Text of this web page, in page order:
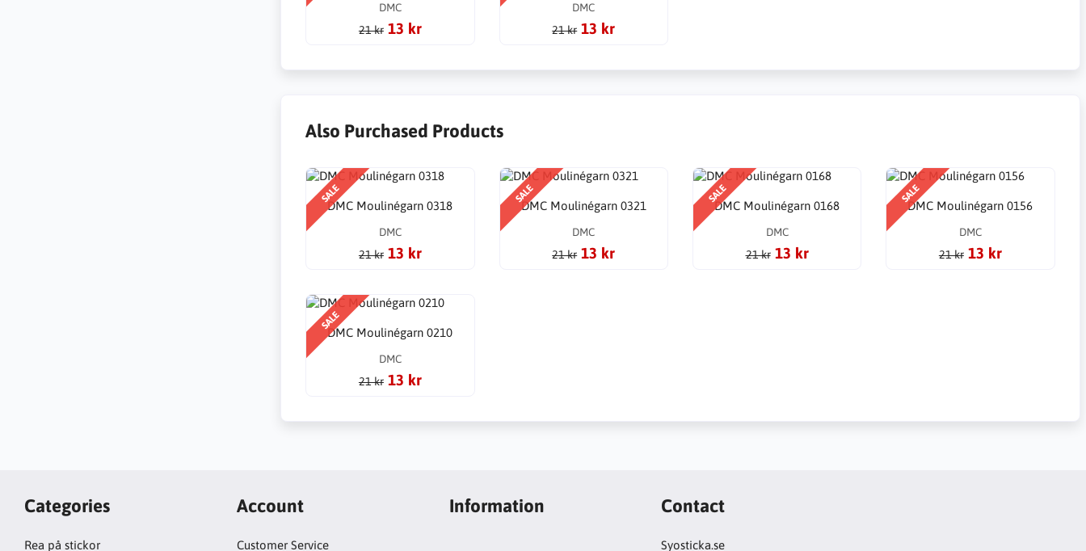
DMC
21 kr 13 kr
DMC
21 kr 13 kr
Also Purchased Products
SALE
DMC Moulinégarn 0318
DMC
21 kr 13 kr
SALE
DMC Moulinégarn 0321
DMC
21 kr 13 kr
SALE
DMC Moulinégarn 0168
DMC
21 kr 13 kr
SALE
DMC Moulinégarn 0156
DMC
21 kr 13 kr
SALE
DMC Moulinégarn 0210
DMC
21 kr 13 kr
Categories
Rea på stickor
Account
Customer Service
Information Contact
Syosticka.se